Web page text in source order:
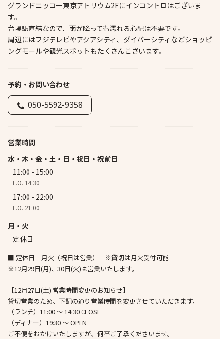
グランドニッコー東京アトリウム2Fにインコントロはございま
す。
台場駅直結なので、雨が降っても濡れる心配は不要です。
周辺にはフジテレビやアクアシティ、ダイバーシティなどショッピ
ングモールや観光スポットもたくさんこざいます。
予約・お問い合わせ
050-5592-9358
営業時間
水・木・金・土・日・祝日・祝前日
11:00 - 15:00
L.O. 14:30
17:00 - 22:00
L.O. 21:00
月・火
定休日
■ 定休日 月火（祝日は営業） ※貸切は月火受付可能
※12月29日(月)、30日(火)は営業いたします。
【12月27日(土) 営業時間変更のお知らせ】
貸切営業のため、下記の通り営業時間を変更させていただきます。
（ランチ）11:00 ～ 14:30 CLOSE
（ディナー）19:30 ～ OPEN
ご不便をおかけいたしますが、何卒ご了承くださいませ。